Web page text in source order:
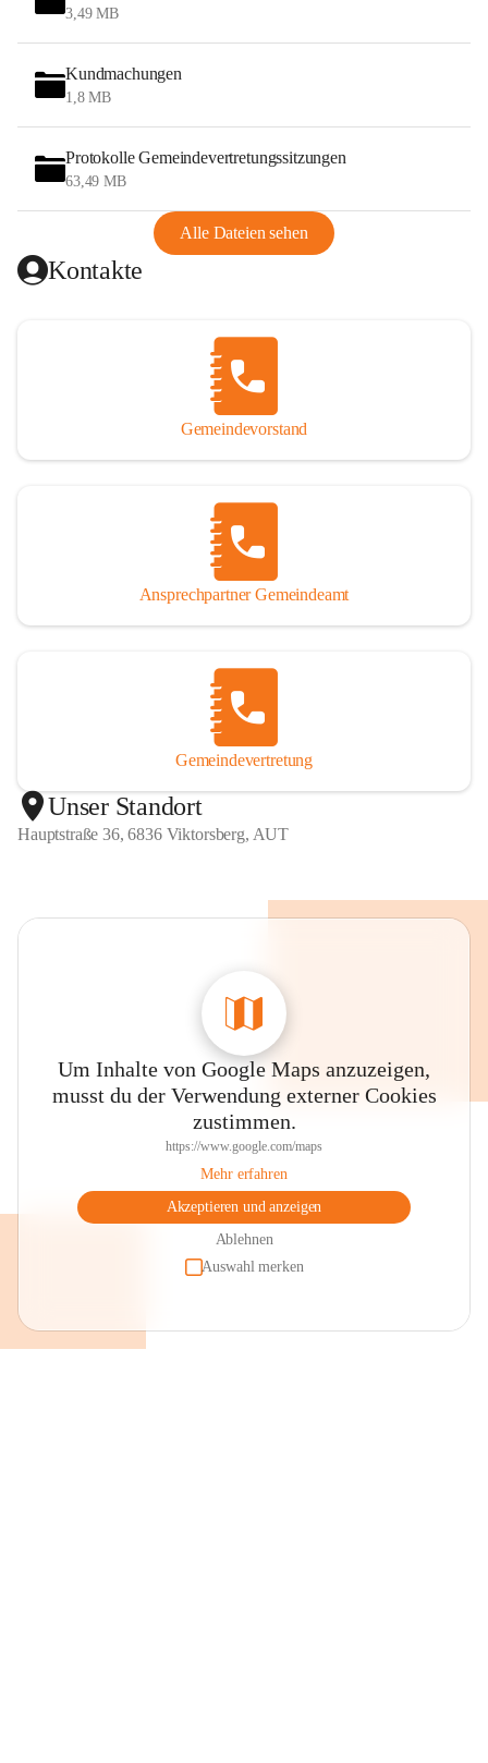
3,49 MB
Kundmachungen
1,8 MB
Protokolle Gemeindevertretungssitzungen
63,49 MB
Alle Dateien sehen
Kontakte
Gemeindevorstand
Ansprechpartner Gemeindeamt
Gemeindevertretung
Unser Standort
Hauptstraße 36, 6836 Viktorsberg, AUT
Um Inhalte von Google Maps anzuzeigen,
musst du der Verwendung externer Cookies
zustimmen.
https://www.google.com/maps
Mehr erfahren
Akzeptieren und anzeigen
Ablehnen
Auswahl merken